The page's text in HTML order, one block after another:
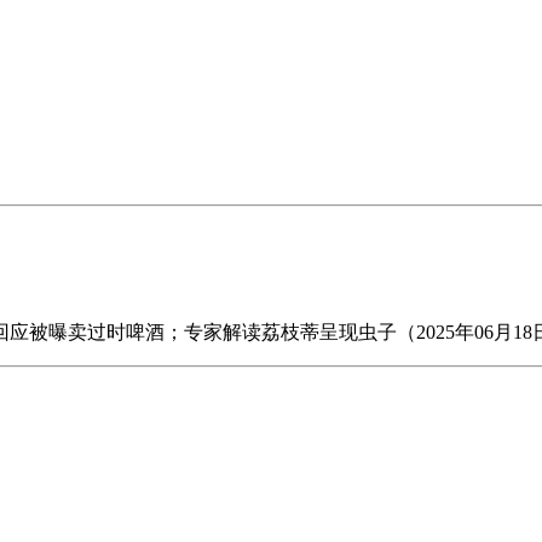
曝卖过时啤酒；专家解读荔枝蒂呈现虫子（2025年06月18